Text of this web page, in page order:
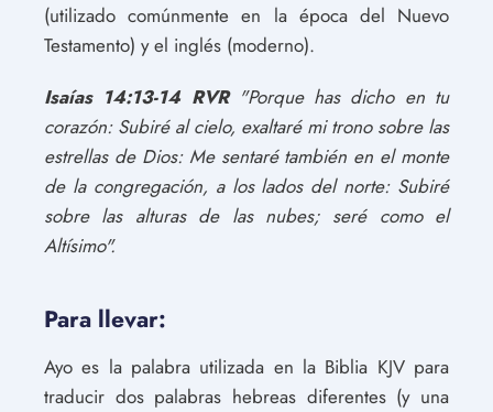
(utilizado comúnmente en la época del Nuevo
Testamento) y el inglés (moderno).
Isaías 14:13-14 RVR"Porque has dicho en tu
corazón: Subiré al cielo, exaltaré mi trono sobre las
estrellas de Dios: Me sentaré también en el monte
de la congregación, a los lados del norte: Subiré
sobre las alturas de las nubes; seré como el
Altísimo".
Para llevar:
Ayo es la palabra utilizada en la Biblia KJV para
traducir dos palabras hebreas diferentes (y una